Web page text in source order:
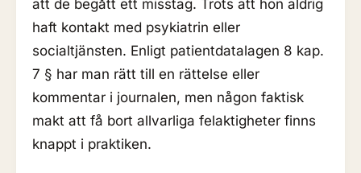
att de begått ett misstag. Trots att hon aldrig
haft kontakt med psykiatrin eller
socialtjänsten. Enligt patientdatalagen 8 kap.
7 § har man rätt till en rättelse eller
kommentar i journalen, men någon faktisk
makt att få bort allvarliga felaktigheter finns
knappt i praktiken.